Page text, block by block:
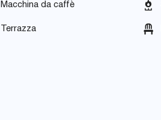
Macchina da caffè
Terrazza